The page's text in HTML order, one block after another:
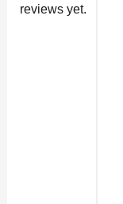
reviews yet.